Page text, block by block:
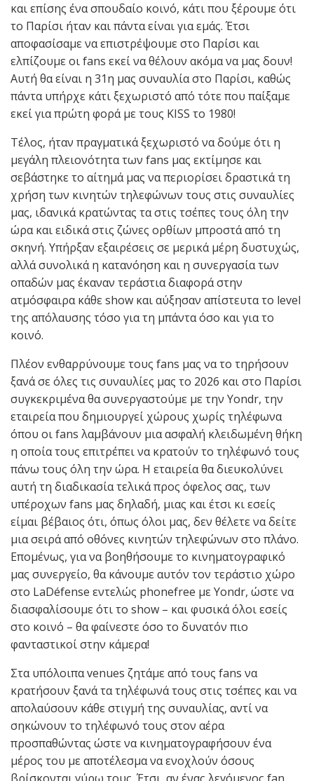
και επίσης ένα σπουδαίο κοινό, κάτι που ξέρουμε ότι
το Παρίσι ήταν και πάντα είναι για εμάς. Έτσι
αποφασίσαμε να επιστρέψουμε στο Παρίσι και
ελπίζουμε οι fans εκεί να θέλουν ακόμα να μας δουν!
Αυτή θα είναι η 31η μας συναυλία στο Παρίσι, καθώς
πάντα υπήρχε κάτι ξεχωριστό από τότε που παίξαμε
εκεί για πρώτη φορά με τους KISS το 1980!
Τέλος, ήταν πραγματικά ξεχωριστό να δούμε ότι η
μεγάλη πλειονότητα των fans μας εκτίμησε και
σεβάστηκε το αίτημά μας να περιορίσει δραστικά τη
χρήση των κινητών τηλεφώνων τους στις συναυλίες
μας, ιδανικά κρατώντας τα στις τσέπες τους όλη την
ώρα και ειδικά στις ζώνες ορθίων μπροστά από τη
σκηνή. Υπήρξαν εξαιρέσεις σε μερικά μέρη δυστυχώς,
αλλά συνολικά η κατανόηση και η συνεργασία των
οπαδών μας έκαναν τεράστια διαφορά στην
ατμόσφαιρα κάθε show και αύξησαν απίστευτα το level
της απόλαυσης τόσο για τη μπάντα όσο και για το
κοινό.
Πλέον ενθαρρύνουμε τους fans μας να το τηρήσουν
ξανά σε όλες τις συναυλίες μας το 2026 και στο Παρίσι
συγκεκριμένα θα συνεργαστούμε με την Yondr, την
εταιρεία που δημιουργεί χώρους χωρίς τηλέφωνα
όπου οι fans λαμβάνουν μια ασφαλή κλειδωμένη θήκη
η οποία τους επιτρέπει να κρατούν το τηλέφωνό τους
πάνω τους όλη την ώρα. Η εταιρεία θα διευκολύνει
αυτή τη διαδικασία τελικά προς όφελος σας, των
υπέροχων fans μας δηλαδή, μιας και έτσι κι εσείς
είμαι βέβαιος ότι, όπως όλοι μας, δεν θέλετε να δείτε
μια σειρά από οθόνες κινητών τηλεφώνων στο πλάνο.
Επομένως, για να βοηθήσουμε το κινηματογραφικό
μας συνεργείο, θα κάνουμε αυτόν τον τεράστιο χώρο
στο LaDéfense εντελώς phonefree με Yondr, ώστε να
διασφαλίσουμε ότι το show – και φυσικά όλοι εσείς
στο κοινό – θα φαίνεστε όσο το δυνατόν πιο
φανταστικοί στην κάμερα!
Στα υπόλοιπα venues ζητάμε από τους fans να
κρατήσουν ξανά τα τηλέφωνά τους στις τσέπες και να
απολαύσουν κάθε στιγμή της συναυλίας, αντί να
σηκώνουν το τηλέφωνό τους στον αέρα
προσπαθώντας ώστε να κινηματογραφήσουν ένα
μέρος του με αποτέλεσμα να ενοχλούν όσους